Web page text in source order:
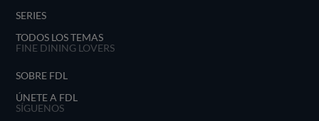
SERIES
TODOS LOS TEMAS
FINE DINING LOVERS
SOBRE FDL
ÚNETE A FDL
SÍGUENOS